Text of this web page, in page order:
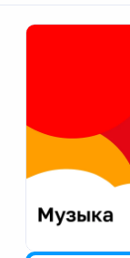
Апатиты
Екатеринбург
Калининград
Калуга